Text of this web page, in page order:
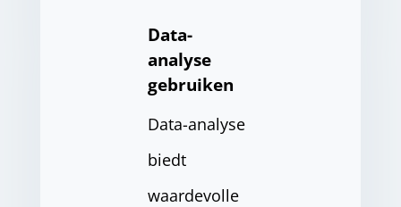
Data-
analyse
gebruiken
Data-analyse
biedt
waardevolle